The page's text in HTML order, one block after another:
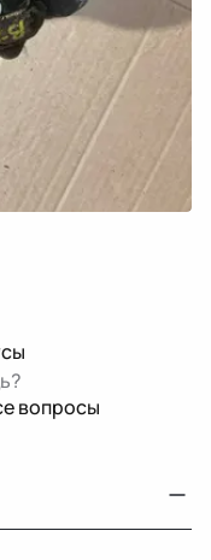
вопросы